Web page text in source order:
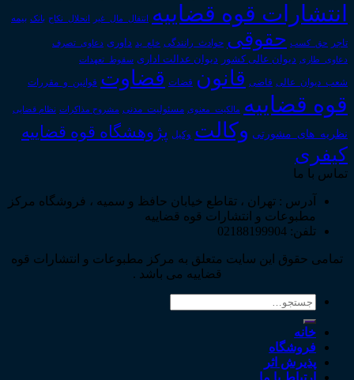
انتشارات قوه قضاییه انتقال_مال_غیر انحلال_نکاح بانک بیمه
تاجر حق_کسب حقوقی حوادث_رانندگی خلع_ید داوری دعاوی_تصرف
دعاوی_طاری دیوان عالی کشور دیوان عدالت اداری سقوط_تعهدات
شعب_دیوان_عالی قاضی قانون قضات قضاوت قوانین_و_مقررات
قوه قضاییه مالکیت_معنوی مسئولیت_مدنی مشروح مذاکرات نظام قضایی
نظریه_های_مشورتی وکالت وکیل پژوهشگاه قوه قضاییه
کیفری
تماس با ما
آدرس : تهران ، تقاطع خیابان حافظ و سمیه ، فروشگاه مرکز
مطبوعات و انتشارات قوه قضاییه
تلفن: 02188199904
تمامی حقوق این سایت متعلق به مرکز مطبوعات و انتشارات قوه
قضاییه می باشد .
جستجو
خانه
فروشگاه
پذیرش اثر